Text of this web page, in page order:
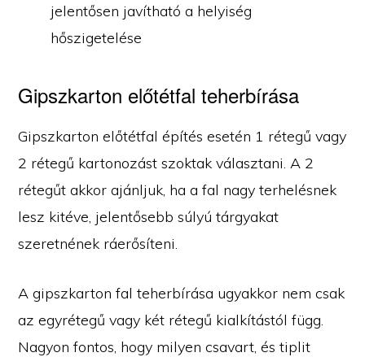
jelentősen javítható a helyiség
hőszigetelése
Gipszkarton előtétfal teherbírása
Gipszkarton előtétfal építés esetén 1 rétegű vagy
2 rétegű kartonozást szoktak választani. A 2
rétegűt akkor ajánljuk, ha a fal nagy terhelésnek
lesz kitéve, jelentősebb súlyú tárgyakat
szeretnének ráerősíteni.
A gipszkarton fal teherbírása ugyakkor nem csak
az egyrétegű vagy két rétegű kialkítástól függ.
Nagyon fontos, hogy milyen csavart, és tiplit